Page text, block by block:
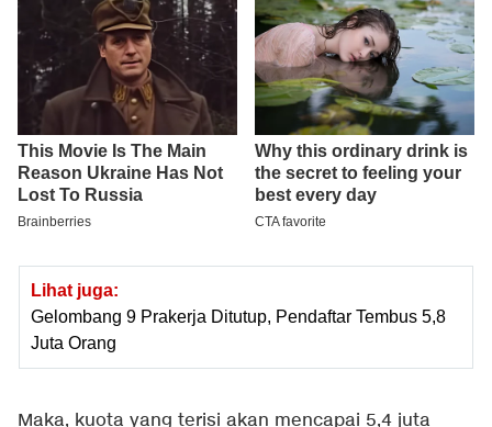
Lihat juga:
Gelombang 9 Prakerja Ditutup, Pendaftar Tembus 5,8
Juta Orang
Maka, kuota yang terisi akan mencapai 5,4 juta